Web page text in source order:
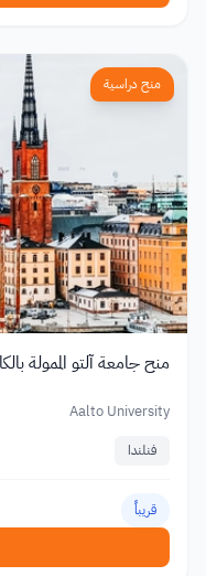
منح دراسية
منح جامعة آلتو الممولة
Aalto University
فنلندا
قريباً